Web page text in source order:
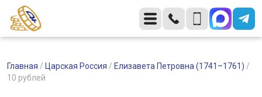
Главная / Царская Россия / Елизавета Петровна (1741–1761) /
10 рублей